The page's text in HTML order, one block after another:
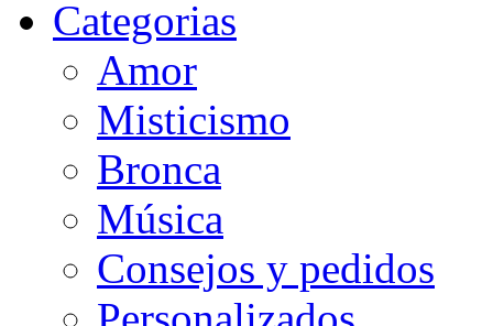
Categorias
Amor
Misticismo
Bronca
Música
Consejos y pedidos